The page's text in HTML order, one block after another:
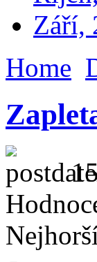
Září,
Home